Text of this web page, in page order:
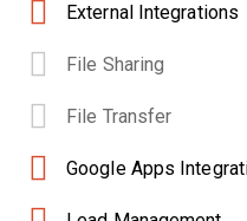
External Integrations
File Sharing
File Transfer
Google Apps